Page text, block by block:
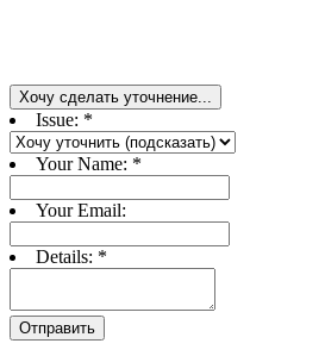
Хочу сделать уточнение...
Issue: *
Your Name: *
Your Email:
Details: *
Отправить